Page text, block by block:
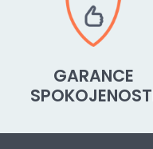
GARANCE